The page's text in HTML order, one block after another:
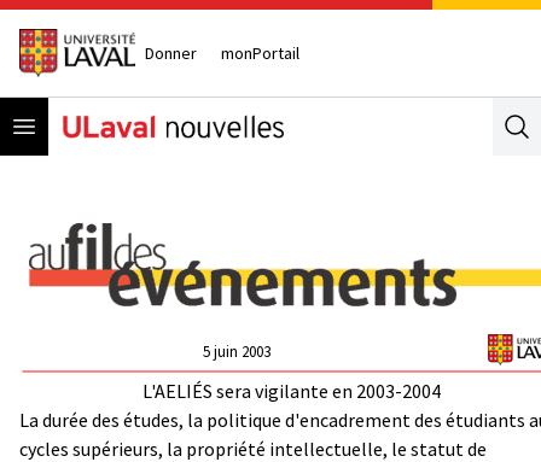
Donner monPortail
Open menu
5 juin 2003
L'AELIÉS sera vigilante en 2003-2004
La durée des études, la politique d'encadrement des étudiants
cycles supérieurs, la propriété intellectuelle, le statut de